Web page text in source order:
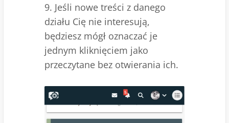
9. Jeśli nowe treści z danego
działu Cię nie interesują,
będziesz mógł oznaczać je
jednym kliknięciem jako
przeczytane bez otwierania ich.